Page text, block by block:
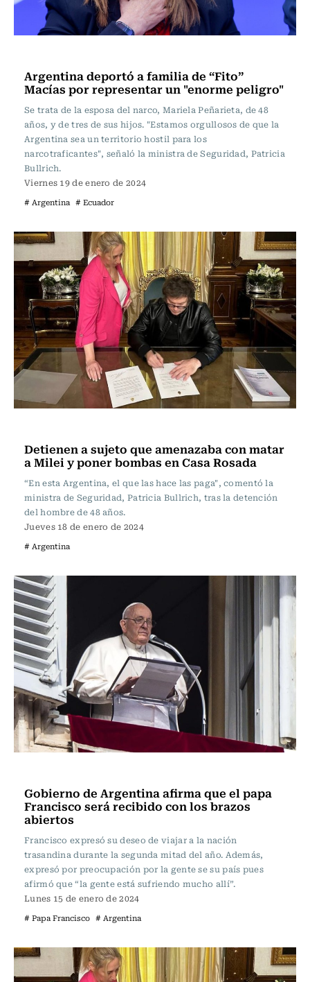
Argentina deportó a familia de “Fito”
Macías por representar un "enorme peligro"
Se trata de la esposa del narco, Mariela Peñarieta, de 48
años, y de tres de sus hijos. "Estamos orgullosos de que la
Argentina sea un territorio hostil para los
narcotraficantes", señaló la ministra de Seguridad, Patricia
Bullrich.
Viernes 19 de enero de 2024
# Argentina # Ecuador
Detienen a sujeto que amenazaba con matar
a Milei y poner bombas en Casa Rosada
“En esta Argentina, el que las hace las paga", comentó la
ministra de Seguridad, Patricia Bullrich, tras la detención
del hombre de 48 años.
Jueves 18 de enero de 2024
# Argentina
Gobierno de Argentina afirma que el papa
Francisco será recibido con los brazos
abiertos
Francisco expresó su deseo de viajar a la nación
trasandina durante la segunda mitad del año. Además,
expresó por preocupación por la gente se su país pues
afirmó que “la gente está sufriendo mucho allí”.
Lunes 15 de enero de 2024
# Papa Francisco # Argentina